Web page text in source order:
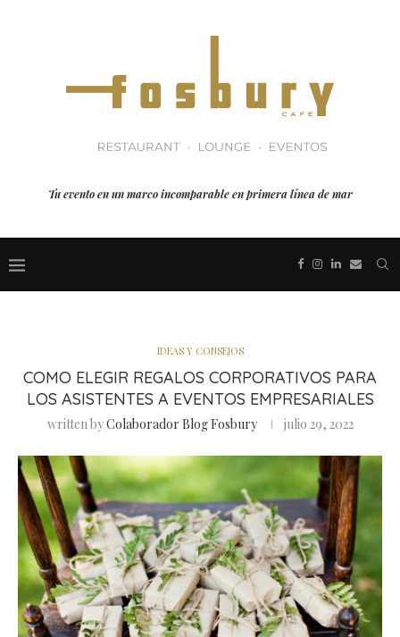
Tu evento en un marco incomparable en primera línea de mar
IDEAS Y CONSEJOS
COMO ELEGIR REGALOS CORPORATIVOS PARA
LOS ASISTENTES A EVENTOS EMPRESARIALES
written byColaborador Blog Fosbury julio 29, 2022